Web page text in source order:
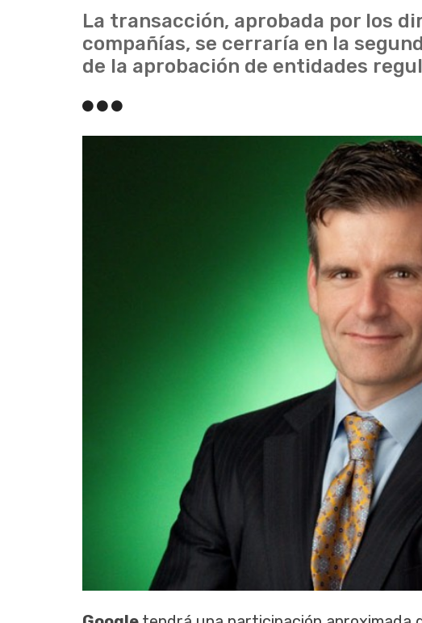
La transacción, aprobada por los
compañías, se cerraría en la
de la aprobación de entidades